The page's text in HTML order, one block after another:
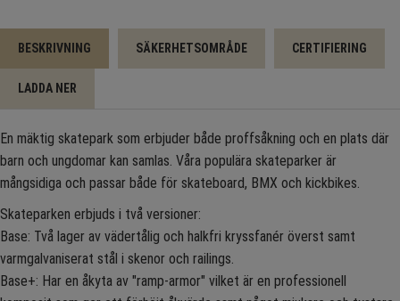
BESKRIVNING SÄKERHETSOMRÅDE CERTIFIERING
LADDA NER
En mäktig skatepark som erbjuder både proffsåkning och en plats där
barn och ungdomar kan samlas. Våra populära skateparker är
mångsidiga och passar både för skateboard, BMX och kickbikes.
Skateparken erbjuds i två versioner:
Base: Två lager av vädertålig och halkfri kryssfanér överst samt
varmgalvaniserat stål i skenor och railings.
Base+: Har en åkyta av "ramp-armor" vilket är en professionell